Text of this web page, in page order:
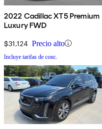
2022 Cadillac XT5 Premium
Luxury FWD
$31,124 Precio alto
Incluye tarifas de conc.